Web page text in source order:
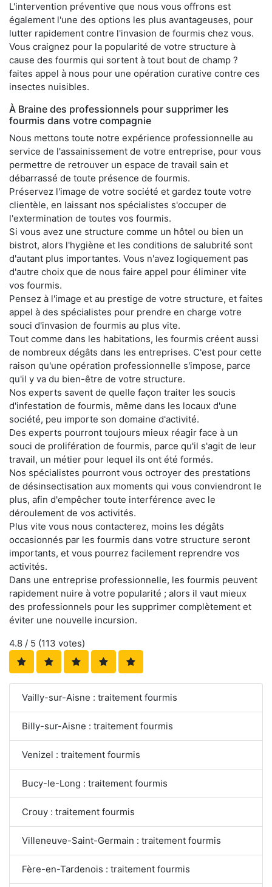
L'intervention préventive que nous vous offrons est
également l'une des options les plus avantageuses, pour
lutter rapidement contre l'invasion de fourmis chez vous.
Vous craignez pour la popularité de votre structure à
cause des fourmis qui sortent à tout bout de champ ?
faites appel à nous pour une opération curative contre ces
insectes nuisibles.
À Braine des professionnels pour supprimer les
fourmis dans votre compagnie
Nous mettons toute notre expérience professionnelle au
service de l'assainissement de votre entreprise, pour vous
permettre de retrouver un espace de travail sain et
débarrassé de toute présence de fourmis.
Préservez l'image de votre société et gardez toute votre
clientèle, en laissant nos spécialistes s'occuper de
l'extermination de toutes vos fourmis.
Si vous avez une structure comme un hôtel ou bien un
bistrot, alors l'hygiène et les conditions de salubrité sont
d'autant plus importantes. Vous n'avez logiquement pas
d'autre choix que de nous faire appel pour éliminer vite
vos fourmis.
Pensez à l'image et au prestige de votre structure, et faites
appel à des spécialistes pour prendre en charge votre
souci d'invasion de fourmis au plus vite.
Tout comme dans les habitations, les fourmis créent aussi
de nombreux dégâts dans les entreprises. C'est pour cette
raison qu'une opération professionnelle s'impose, parce
qu'il y va du bien-être de votre structure.
Nos experts savent de quelle façon traiter les soucis
d'infestation de fourmis, même dans les locaux d'une
société, peu importe son domaine d'activité.
Des experts pourront toujours mieux réagir face à un
souci de prolifération de fourmis, parce qu'il s'agit de leur
travail, un métier pour lequel ils ont été formés.
Nos spécialistes pourront vous octroyer des prestations
de désinsectisation aux moments qui vous conviendront le
plus, afin d'empêcher toute interférence avec le
déroulement de vos activités.
Plus vite vous nous contacterez, moins les dégâts
occasionnés par les fourmis dans votre structure seront
importants, et vous pourrez facilement reprendre vos
activités.
Dans une entreprise professionnelle, les fourmis peuvent
rapidement nuire à votre popularité ; alors il vaut mieux
des professionnels pour les supprimer complètement et
éviter une nouvelle incursion.
4.8 / 5 (113 votes)
Vailly-sur-Aisne : traitement fourmis
Billy-sur-Aisne : traitement fourmis
Venizel : traitement fourmis
Bucy-le-Long : traitement fourmis
Crouy : traitement fourmis
Villeneuve-Saint-Germain : traitement fourmis
Fère-en-Tardenois : traitement fourmis